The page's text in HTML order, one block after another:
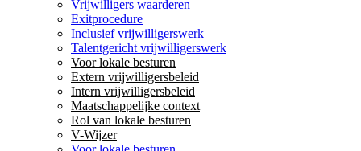
Vrijwilligers waarderen
Exitprocedure
Inclusief vrijwilligerswerk
Talentgericht vrijwilligerswerk
Voor lokale besturen
Extern vrijwilligersbeleid
Intern vrijwilligersbeleid
Maatschappelijke context
Rol van lokale besturen
V-Wijzer